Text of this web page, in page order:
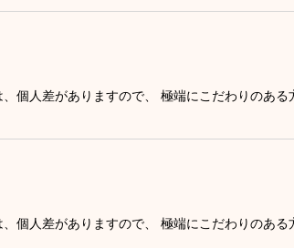
個人差がありますので、 極端にこだわりのあ
個人差がありますので、 極端にこだわりのあ